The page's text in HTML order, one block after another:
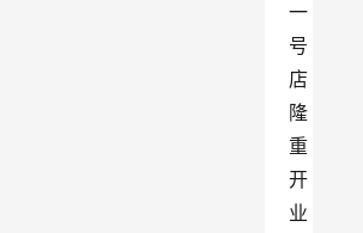
一
号
店
隆
重
开
业